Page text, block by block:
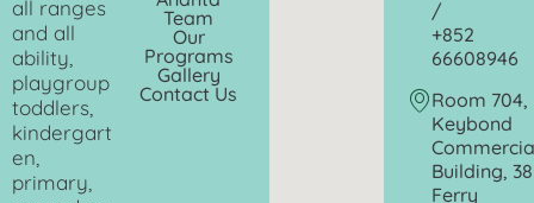
all ranges
and all
ability,
playgroup
toddlers,
kindergart
en,
primary,
Team
Our
Programs
Gallery
Contact Us
/
+852
66608946
Room 704,
Keybond
Building, 38
Ferry